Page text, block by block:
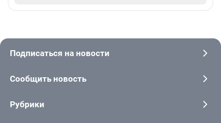
Подписаться на новости
Сообщить новость
Рубрики